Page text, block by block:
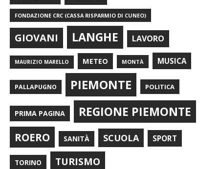
FONDAZIONE CRC (CASSA RISPARMIO DI CUNEO)
GIOVANI LANGHE LAVORO
MAURIZIO MARELLO METEO MONTÀ MUSICA
PALLAPUGNO PIEMONTE POLITICA
PRIMA PAGINA REGIONE PIEMONTE
ROERO SANITÀ SCUOLA SPORT
TORINO TURISMO